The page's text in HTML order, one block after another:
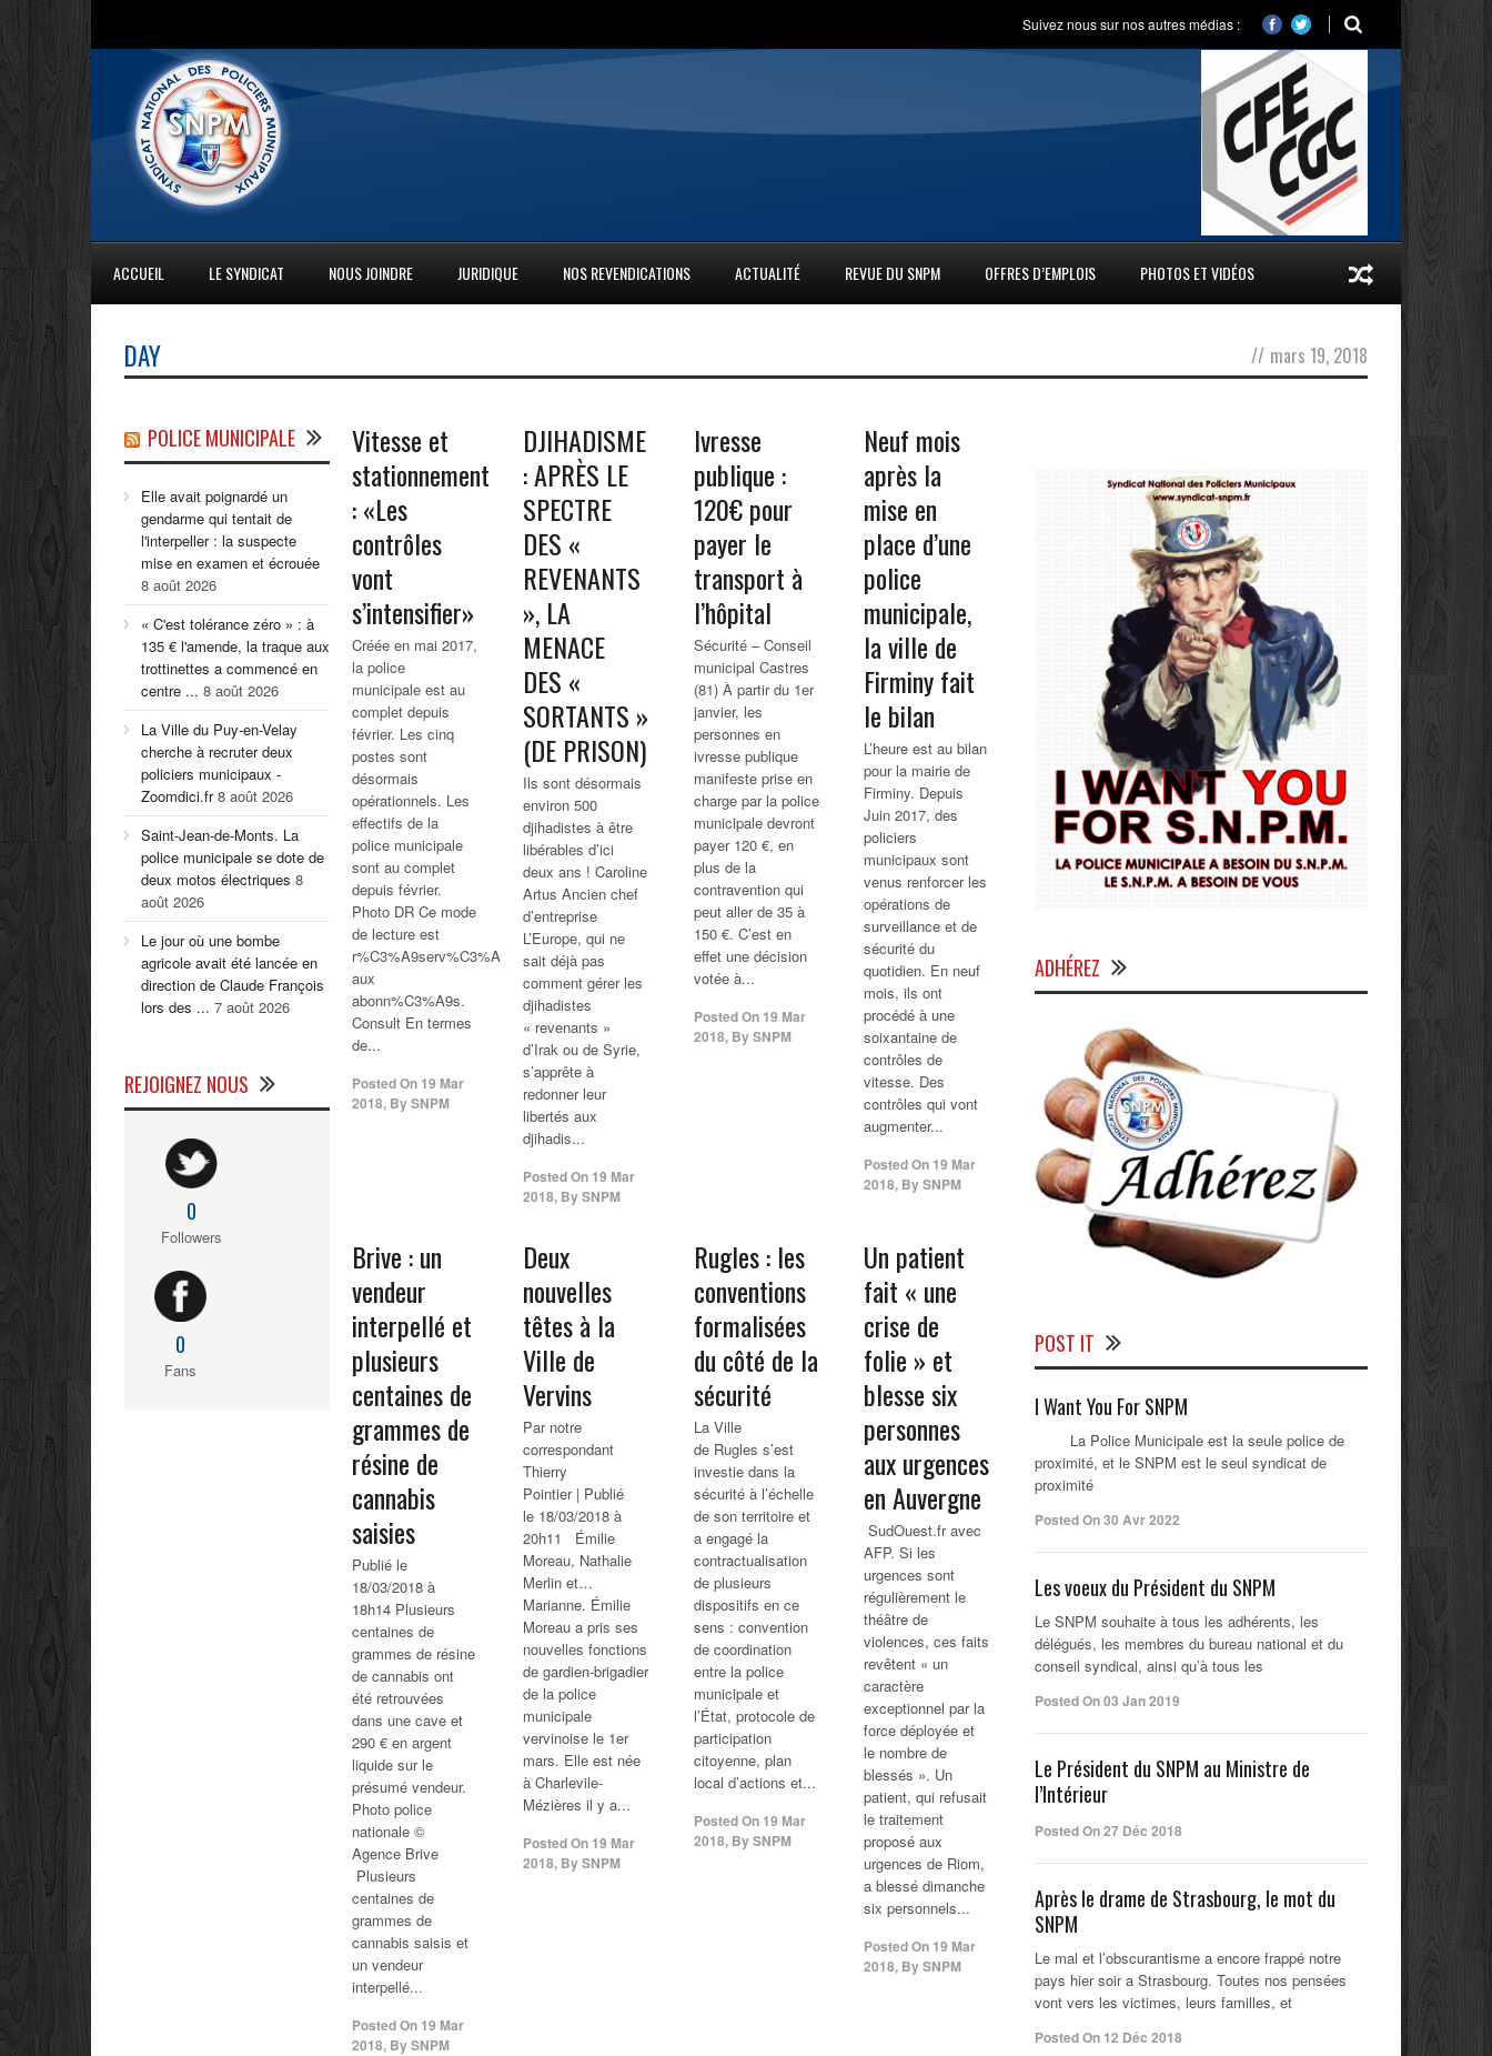
Suivez nous sur nos autres médias :
ACCUEIL LE SYNDICAT NOUS JOINDRE JURIDIQUE NOS REVENDICATIONS ACTUALITÉ REVUE DU SNPM OFFRES D’EMPLOIS PHOTOS ET VIDÉOS
DAY // mars 19, 2018
Vitesse et
stationnement
: «Les
contrôles
vont
s’intensifier»
Créée en mai 2017,
la police
municipale est au
complet depuis
février. Les cinq
postes sont
désormais
opérationnels. Les
effectifs de la
police municipale
sont au complet
depuis février.
Photo DR Ce mode
de lecture est
r%C3%A9serv%C3%A9
aux
abonn%C3%A9s.
Consult En termes
de...
Posted On 19 Mar
2018, BySNPM
DJIHADISME
: APRÈS LE
SPECTRE
DES «
REVENANTS
», LA
MENACE
DES «
SORTANTS »
(DE PRISON)
Ils sont désormais
environ 500
djihadistes à être
libérables d’ici
deux ans ! Caroline
Artus Ancien chef
d’entreprise
L’Europe, qui ne
sait déjà pas
comment gérer les
djihadistes
« revenants »
d’Irak ou de Syrie,
s’apprête à
redonner leur
libertés aux
djihadis...
Posted On 19 Mar
2018, BySNPM
Ivresse
publique :
120€ pour
payer le
transport à
l’hôpital
Sécurité – Conseil
municipal Castres
(81) À partir du 1er
janvier, les
personnes en
ivresse publique
manifeste prise en
charge par la police
municipale devront
payer 120 €, en
plus de la
contravention qui
peut aller de 35 à
150 €. C’est en
effet une décision
votée à...
Posted On 19 Mar
2018, BySNPM
Neuf mois
après la
mise en
place d’une
police
municipale,
la ville de
Firminy fait
le bilan
L’heure est au bilan
pour la mairie de
Firminy. Depuis
Juin 2017, des
policiers
municipaux sont
venus renforcer les
opérations de
surveillance et de
sécurité du
quotidien. En neuf
mois, ils ont
procédé à une
soixantaine de
contrôles de
vitesse. Des
contrôles qui vont
augmenter...
Posted On 19 Mar
2018, BySNPM
Brive : un
vendeur
interpellé et
plusieurs
centaines de
grammes de
résine de
cannabis
saisies
Publié le
18/03/2018 à
18h14 Plusieurs
centaines de
grammes de résine
de cannabis ont
été retrouvées
dans une cave et
290 € en argent
liquide sur le
présumé vendeur.
Photo police
nationale ©
Agence Brive
Plusieurs
centaines de
grammes de
cannabis saisis et
un vendeur
interpellé...
Posted On 19 Mar
2018, BySNPM
Deux
nouvelles
têtes à la
Ville de
Vervins
Par notre
correspondant
Thierry
Pointier | Publié
le 18/03/2018 à
20h11 Émilie
Moreau, Nathalie
Merlin et…
Marianne. Émilie
Moreau a pris ses
nouvelles fonctions
de gardien-brigadier
de la police
municipale
vervinoise le 1er
mars. Elle est née
à Charlevile-
Mézières il y a...
Posted On 19 Mar
2018, BySNPM
Rugles : les
conventions
formalisées
du côté de la
sécurité
La Ville
de Rugles s’est
investie dans la
sécurité à l’échelle
de son territoire et
a engagé la
contractualisation
de plusieurs
dispositifs en ce
sens : convention
de coordination
entre la police
municipale et
l’État, protocole de
participation
citoyenne, plan
local d’actions et...
Posted On 19 Mar
2018, BySNPM
Un patient
fait « une
crise de
folie » et
blesse six
personnes
aux urgences
en Auvergne
SudOuest.fr avec
AFP. Si les
urgences sont
régulièrement le
théâtre de
violences, ces faits
revêtent « un
caractère
exceptionnel par la
force déployée et
le nombre de
blessés ». Un
patient, qui refusait
le traitement
proposé aux
urgences de Riom,
a blessé dimanche
six personnels...
Posted On 19 Mar
2018, BySNPM
POLICE MUNICIPALE
Elle avait poignardé un
gendarme qui tentait de
l'interpeller : la suspecte
mise en examen et écrouée
8 août 2026
« C'est tolérance zéro » : à
135 € l'amende, la traque aux
trottinettes a commencé en
centre ... 8 août 2026
La Ville du Puy-en-Velay
cherche à recruter deux
policiers municipaux -
Zoomdici.fr 8 août 2026
Saint-Jean-de-Monts. La
police municipale se dote de
deux motos électriques 8
août 2026
Le jour où une bombe
agricole avait été lancée en
direction de Claude François
lors des ... 7 août 2026
REJOIGNEZ NOUS
0
Followers
0
Fans
ADHÉREZ
POST IT
I Want You For SNPM
La Police Municipale est la seule police de
proximité, et le SNPM est le seul syndicat de
proximité
Posted On 30 Avr 2022
Les voeux du Président du SNPM
Le SNPM souhaite à tous les adhérents, les
délégués, les membres du bureau national et du
conseil syndical, ainsi qu’à tous les
Posted On 03 Jan 2019
Le Président du SNPM au Ministre de
l’Intérieur
Posted On 27 Déc 2018
Après le drame de Strasbourg, le mot du
SNPM
Le mal et l’obscurantisme a encore frappé notre
pays hier soir a Strasbourg. Toutes nos pensées
vont vers les victimes, leurs familles, et
Posted On 12 Déc 2018